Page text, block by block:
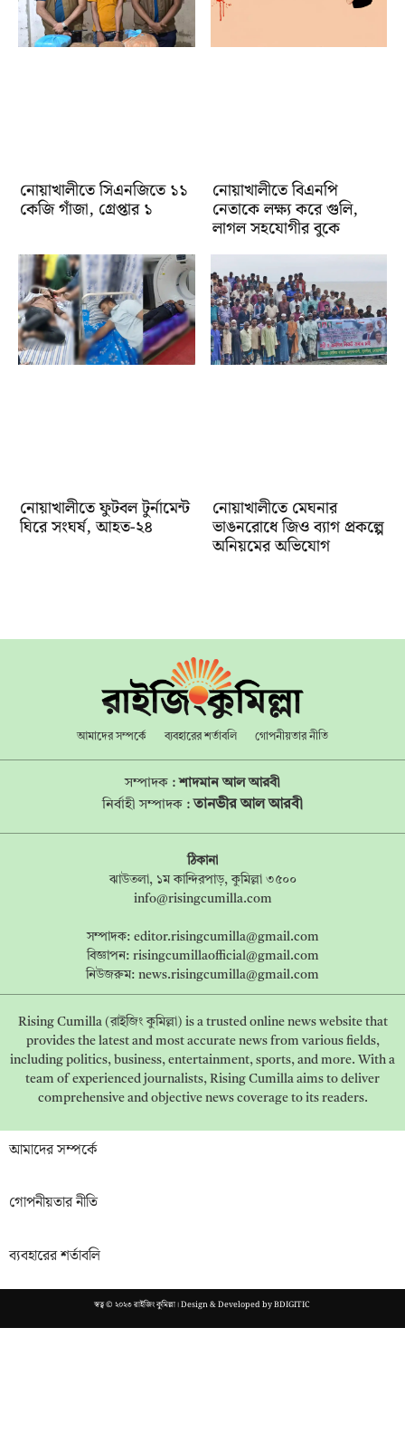
নোয়াখালীতে সিএনজিতে ১১
কেজি গাঁজা, গ্রেপ্তার ১
নোয়াখালীতে বিএনপি
নেতাকে লক্ষ্য করে গুলি,
লাগল সহযোগীর বুকে
নোয়াখালীতে ফুটবল টুর্নামেন্ট
ঘিরে সংঘর্ষ, আহত-২৪
নোয়াখালীতে মেঘনার
ভাঙনরোধে জিও ব্যাগ প্রকল্পে
অনিয়মের অভিযোগ
আমাদের সম্পর্কে ব্যবহারের শর্তাবলি গোপনীয়তার নীতি
সম্পাদক :শাদমান আল আরবী
নির্বাহী সম্পাদক :তানভীর আল আরবী
ঠিকানা
ঝাউতলা, ১ম কান্দিরপাড়, কুমিল্লা ৩৫০০
info@risingcumilla.com
সম্পাদক: editor.risingcumilla@gmail.com
বিজ্ঞাপন: risingcumillaofficial@gmail.com
নিউজরুম: news.risingcumilla@gmail.com
Rising Cumilla (রাইজিং কুমিল্লা) is a trusted online news website that
provides the latest and most accurate news from various fields,
including politics, business, entertainment, sports, and more. With a
team of experienced journalists, Rising Cumilla aims to deliver
comprehensive and objective news coverage to its readers.
আমাদের সম্পর্কে
গোপনীয়তার নীতি
ব্যবহারের শর্তাবলি
স্বত্ব © ২০২৩ রাইজিং কুমিল্লা। Design & Developed byBDIGITIC